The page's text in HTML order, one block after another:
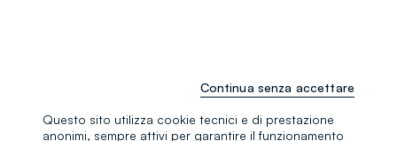
Questo sito utilizza cookie tecnici e di prestazione
anonimi, sempre attivi per garantire il funzionamento
Continua senza accettare